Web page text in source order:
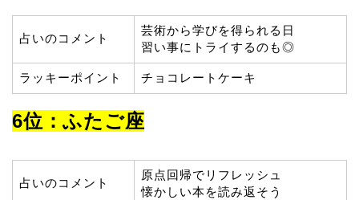
占いのコメント
芸術から学びを得られる日
習い事にトライするのも◎
ラッキーポイント チョコレートケーキ
6位：ふたご座
占いのコメント
原点回帰でリフレッシュ
懐かしい本を読み返そう